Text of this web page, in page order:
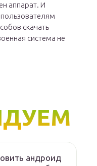
аппарат. И
скачать
система не
андроид